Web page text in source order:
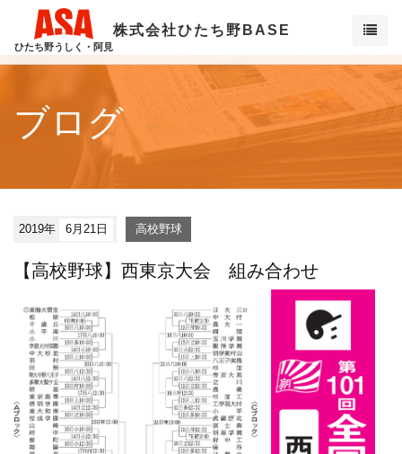
ひたち野うしく・阿見
株式会社ひたち野BASE
ブログ
2019年 6月21日 高校野球
【高校野球】西東京大会 組み合わせ